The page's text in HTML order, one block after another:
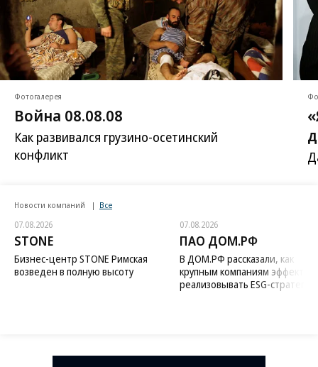
Фотогалерея
Война 08.08.08
Как развивался грузино-осетинский
конфликт
Новости компаний Все
07.08.2026
STONE
Бизнес-центр STONE Римская
возведен в полную высоту
07.08.2026
ПАО ДОМ.РФ
В ДОМ.РФ рассказали, как
крупным компаниям
реализовывать ESG-стратегию